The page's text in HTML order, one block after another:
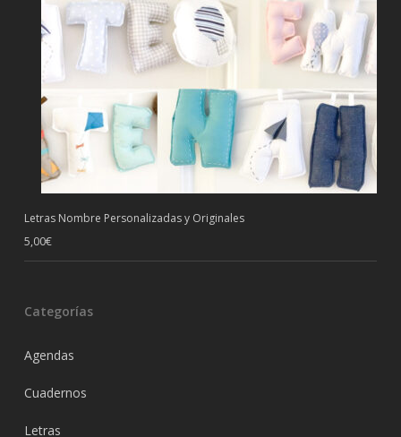
Letras Nombre Personalizadas y Originales
5,00€
Categorías
Agendas
Cuadernos
Letras